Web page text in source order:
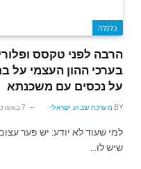
כלכלה
הרבה לפני טקסס
על נכסים עם משכנתא
BY מערכת שבוע ישראלי 7 באוגוסט 2026
למי שעוד לא יודע: יש פער
שיש לו…